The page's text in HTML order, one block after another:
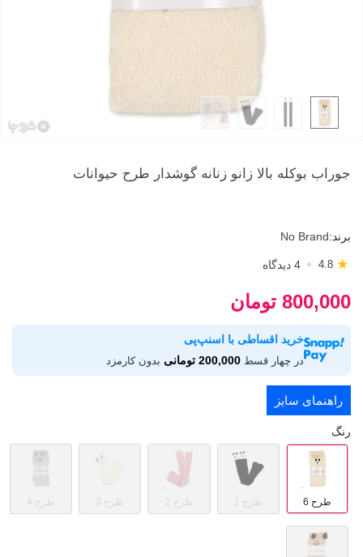
جوراب بوکله بالا زانو زنانه گوشدار طرح حیوانات
برند:No Brand
4.8 ★ 4 دیدگاه
800,000 تومان
خرید اقساطی با اسنپ‌پی
در چهار قسط 200,000 تومانی بدون کارمزد
راهنمای سایز
رنگ
طرح 1 طرح 2 طرح 3 طرح 4 طرح 6